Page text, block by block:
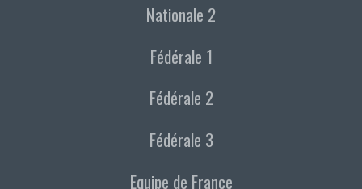
Nationale 2
Fédérale 1
Fédérale 2
Fédérale 3
Equipe de France